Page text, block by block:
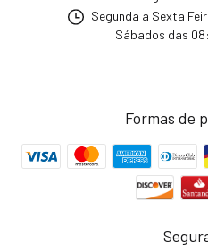
Segunda a Sexta
Sábados das
Formas de